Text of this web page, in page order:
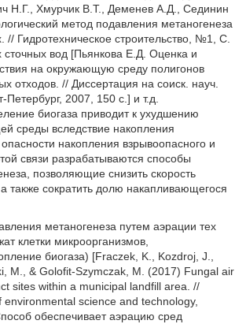
Н.Г., Хмурчик В.Т., Деменев А.Д., Сединин
метод подавления метаногенеза
// Гидротехническое строительство, №1, С.
сточных вод [Пьянкова Е.Д. Оценка и
на окружающую среду полигонов
отходов. // Диссертация на соиск. науч.
Петербург, 2007, 150 с.] и т.д.
биогаза приводит к ухудшению
среды вследствие накопления
накопления взрывоопасного и
связи разрабатываются способы
позволяющие снизить скорость
также сократить долю накапливающегося
метаногенеза путем аэрации тех
клетки микроорганизмов,
биогаза) [Fraczek, K., Kozdroj, J.,
M., & Golofit-Szymczak, M. (2017) Fungal air
sites within a municipal landfill area. //
science and technology,
обеспечивает аэрацию сред